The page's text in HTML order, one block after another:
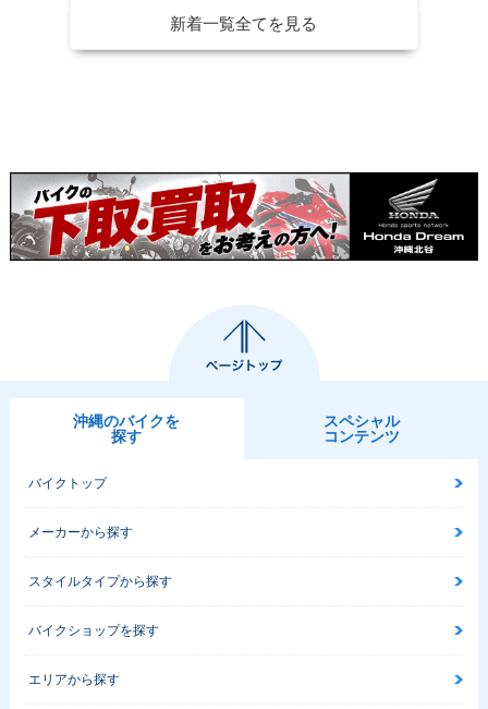
2003年 CB1300 SU
2000年 CB1300 SU
1999年 CB1300 SU
新着一覧全てを見る
沖縄のバイクを
探す
スペシャル
コンテンツ
バイクトップ
メーカーから探す
スタイルタイプから探す
バイクショップを探す
エリアから探す